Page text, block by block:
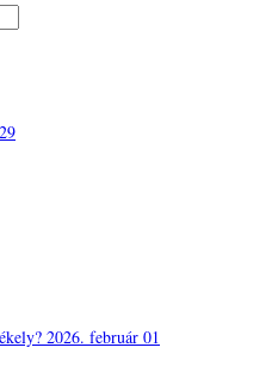
2026. február 01